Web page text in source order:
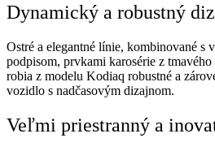
Dynamický a robustný
Ostré a elegantné línie, kombinované s
podpisom, prvkami karosérie z
robia z modelu Kodiaq robustné a
vozidlo s nadčasovým dizajnom.
Veľmi priestranný a